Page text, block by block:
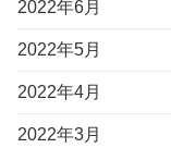
2022年6月
2022年5月
2022年4月
2022年3月